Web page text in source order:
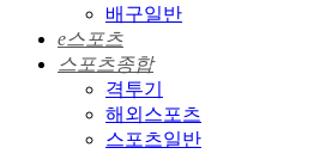
배구일반
e스포츠
스포츠종합
격투기
해외스포츠
스포츠일반